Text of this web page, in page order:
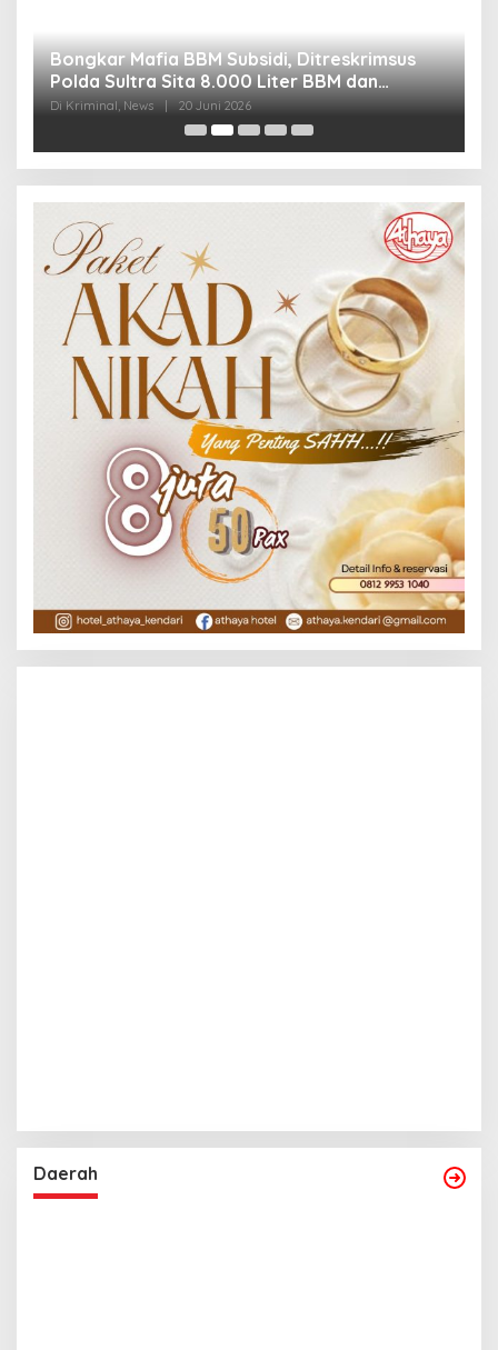
Bongkar Mafia BBM Subsidi, Ditreskrimsus
Polda Sultra Sita 8.000 Liter BBM dan
Ringkus 3 Tersangka
Di Kriminal, News 20 Juni 2026
Daerah